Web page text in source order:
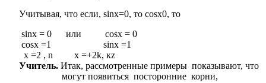
Учитывая, что если, sinx=0, то cosx0, то
sinx = 0 или cosx = 0
cosx =1 sinx =1
x =2 , n x =+2k, кz
Учитель. Итак, рассмотренные примеры показывают, что
могут появиться посторонние корни,